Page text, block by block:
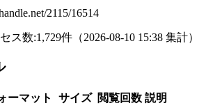
2115/16514
ス数:1,729件 （2026-08-10 15:38 集計）
ーマット サイズ 閲覧回数 説明